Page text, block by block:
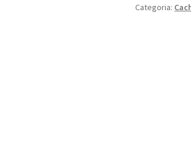
Categoria: